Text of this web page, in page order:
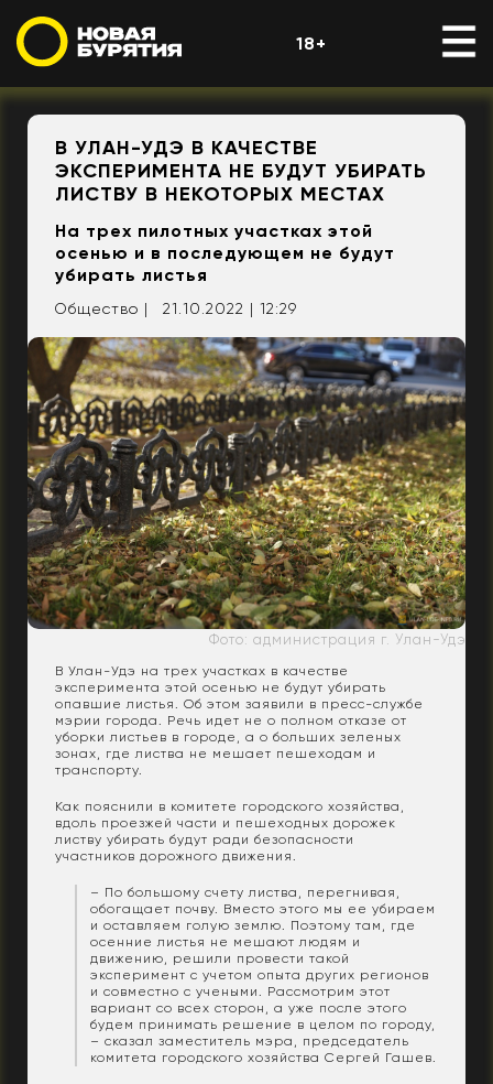
18+
В УЛАН-УДЭ В КАЧЕСТВЕ
ЭКСПЕРИМЕНТА НЕ БУДУТ УБИРАТЬ
ЛИСТВУ В НЕКОТОРЫХ МЕСТАХ
На трех пилотных участках этой
осенью и в последующем не будут
убирать листья
Общество | 21.10.2022 | 12:29
Фото: администрация г. Улан-Удэ
В Улан-Удэ на трех участках в качестве
эксперимента этой осенью не будут убирать
опавшие листья. Об этом заявили в пресс-службе
мэрии города. Речь идет не о полном отказе от
уборки листьев в городе, а о больших зеленых
зонах, где листва не мешает пешеходам и
транспорту.
Как пояснили в комитете городского хозяйства,
вдоль проезжей части и пешеходных дорожек
листву убирать будут ради безопасности
участников дорожного движения.
– По большому счету листва, перегнивая,
обогащает почву. Вместо этого мы ее убираем
и оставляем голую землю. Поэтому там, где
осенние листья не мешают людям и
движению, решили провести такой
эксперимент с учетом опыта других регионов
и совместно с учеными. Рассмотрим этот
вариант со всех сторон, а уже после этого
будем принимать решение в целом по городу,
– сказал заместитель мэра, председатель
комитета городского хозяйства Сергей Гашев.